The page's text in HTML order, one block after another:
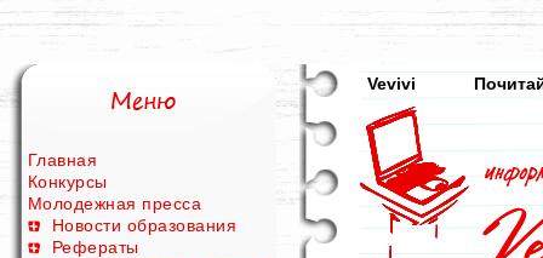
Главная
Конкурсы
Молодежная пресса
Новости образования
Рефераты
Vevivi